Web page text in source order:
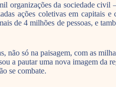
da sociedade
ações coletivas em
de 4 milhões de pessoas, e
só na paisagem, com as
a pautar uma nova imagem
se combate.